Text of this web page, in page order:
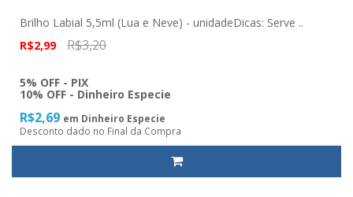
Brilho Labial 5,5ml (Lua e Neve) - unidadeDicas: Serve ..
R$2,99
R$3,20
5% OFF - PIX
10% OFF - Dinheiro Especie
R$2,69 em Dinheiro Especie
Desconto dado no Final da Compra